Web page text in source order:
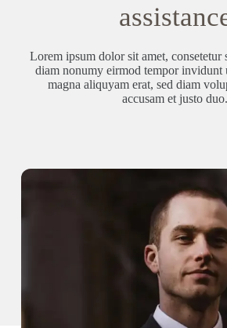
Lorem ipsum dolor sit amet, consetetur
diam nonumy eirmod tempor invidunt
magna aliquyam erat, sed diam
accusam et justo duo.